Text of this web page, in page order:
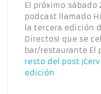
El próximo sábado
podcast llamado
la tercera edición
Directos! que se
bar/restaurante El
resto del post
edición